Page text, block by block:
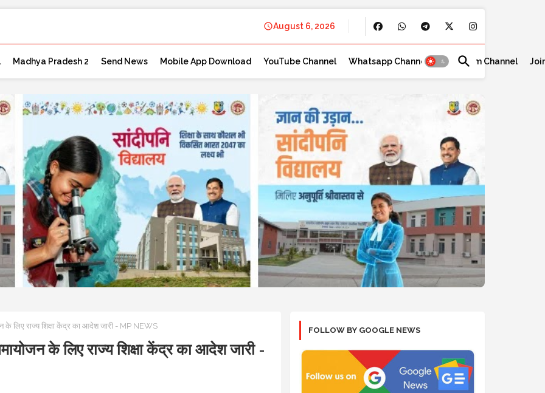
August 6, 2026
Madhya Pradesh 2 Send News Mobile App Download YouTube Channel Whatsapp Channel Telegram Channel
के लिए राज्य शिक्षा केंद्र का आदेश जारी - MP NEWS
के लिए राज्य शिक्षा केंद्र का आदेश जारी -
FOLLOW BY GOOGLE NEWS